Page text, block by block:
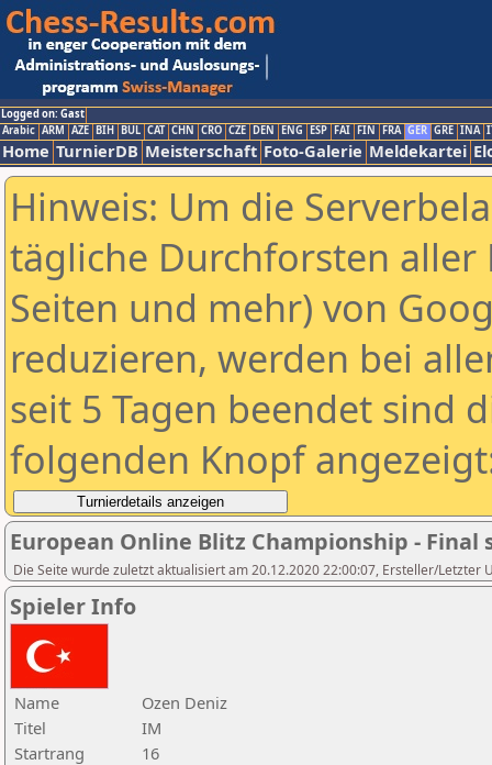
Logged on: Gast
Arabic ARM AZE BIH BUL CAT CHN CRO CZE DEN ENG ESP FAI FIN FRA GER GRE INA
Home TurnierDB Meisterschaft Foto-Galerie Meldekartei
Hinweis: Um die
tägliche Durchforsten aller
Seiten und mehr) von
reduzieren, werden bei
seit 5 Tagen beendet sind
folgenden Knopf
European Online Blitz Championship - Final
Die Seite wurde zuletzt aktualisiert am 20.12.2020 22:00:07, Ersteller/Letzter
Spieler Info
Name
Ozen Deniz
Titel
IM
Startrang
16